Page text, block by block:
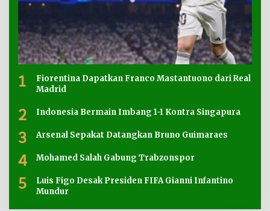
1
Fiorentina Dapatkan Franco Mastantuono dari Real
Madrid
2 Indonesia Bermain Imbang 1-1 Kontra Singapura
3 Arsenal Sepakat Datangkan Bruno Guimaraes
4 Mohamed Salah Gabung Trabzonspor
5
Luis Figo Desak Presiden FIFA Gianni Infantino
Mundur